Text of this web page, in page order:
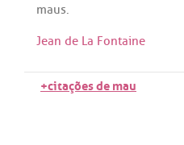
maus.
Jean de La Fontaine
+citações de mau